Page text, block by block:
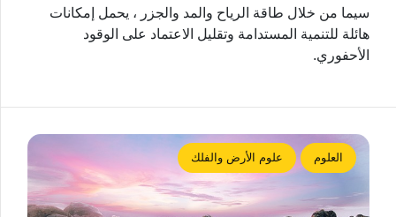
سيما من خلال طاقة الرياح والمد والجزر ، يحمل إمكانات
هائلة للتنمية المستدامة وتقليل الاعتماد على الوقود
الأحفوري.
العلوم علوم الأرض والفلك